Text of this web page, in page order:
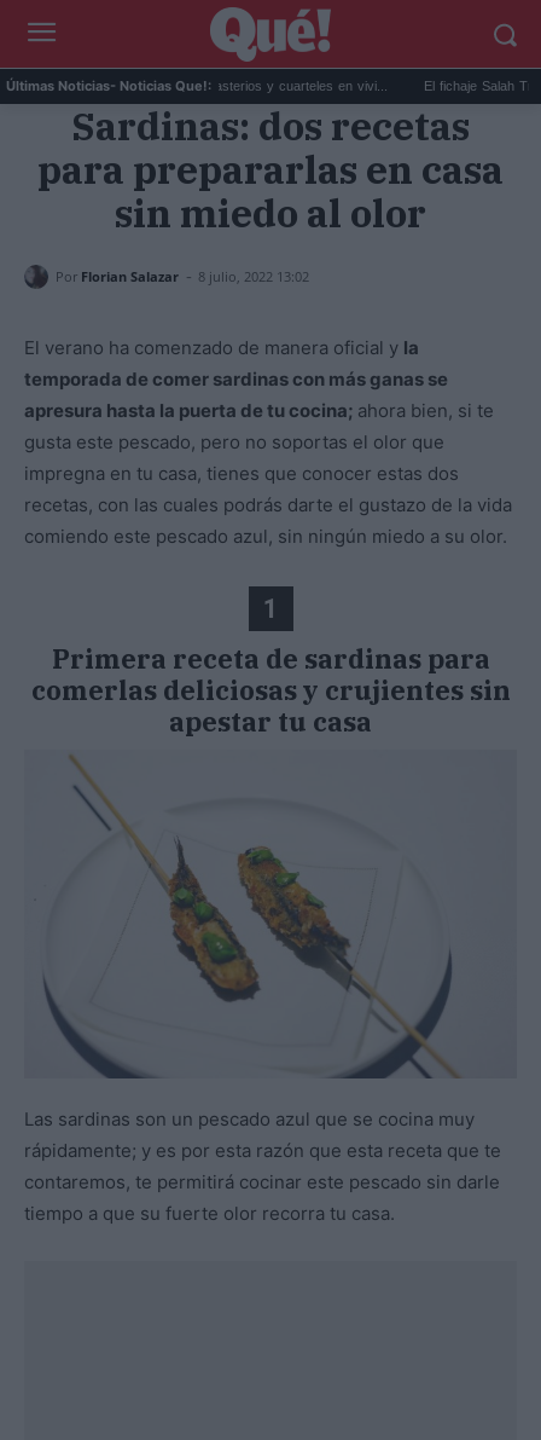
Últimas Noticias- Noticias Que!:
Navarra convertirá monasterios y cuarteles en vivi... El fichaje Salah
Sardinas: dos recetas
para prepararlas en casa
sin miedo al olor
Por Florian Salazar - 8 julio, 2022 13:02
El verano ha comenzado de manera oficial y la
temporada de comer sardinas con más ganas se
apresura hasta la puerta de tu cocina; ahora bien, si te
gusta este pescado, pero no soportas el olor que
impregna en tu casa, tienes que conocer estas dos
recetas, con las cuales podrás darte el gustazo de la vida
comiendo este pescado azul, sin ningún miedo a su olor.
1
Primera receta de sardinas para
comerlas deliciosas y crujientes sin
apestar tu casa
Las sardinas son un pescado azul que se cocina muy
rápidamente; y es por esta razón que esta receta que te
contaremos, te permitirá cocinar este pescado sin darle
tiempo a que su fuerte olor recorra tu casa.